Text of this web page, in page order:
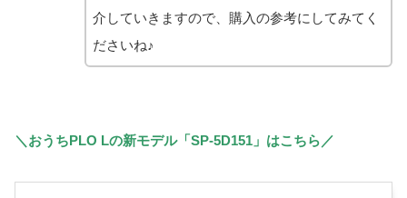
介していきますので、購入の参考にしてみてく
ださいね♪
＼おうちPLO Lの新モデル「SP-5D151」はこちら／